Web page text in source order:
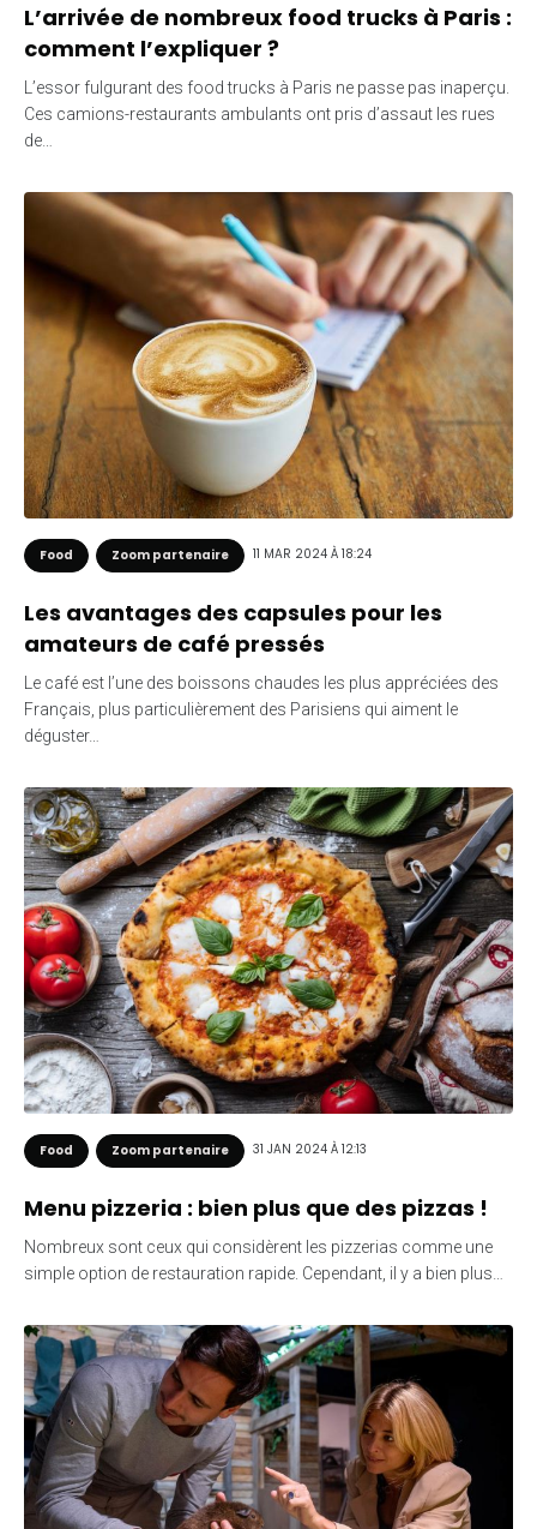
L’arrivée de nombreux food trucks à Paris :
comment l’expliquer ?
L’essor fulgurant des food trucks à Paris ne passe pas inaperçu.
Ces camions-restaurants ambulants ont pris d’assaut les rues
de…
Food Zoom partenaire 11 MAR 2024 À 18:24
Les avantages des capsules pour les
amateurs de café pressés
Le café est l’une des boissons chaudes les plus appréciées des
Français, plus particulièrement des Parisiens qui aiment le
déguster…
Food Zoom partenaire 31 JAN 2024 À 12:13
Menu pizzeria : bien plus que des pizzas !
Nombreux sont ceux qui considèrent les pizzerias comme une
simple option de restauration rapide. Cependant, il y a bien plus…